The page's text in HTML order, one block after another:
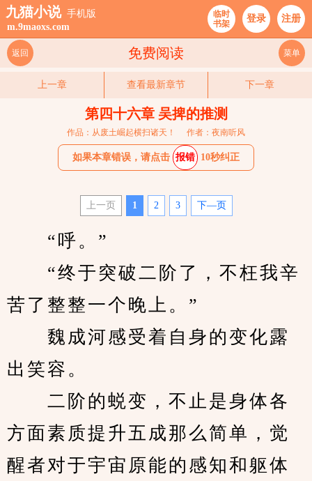
九猫小说 手机版
m.9maoxs.com
临时
书架
登录 注册
免费阅读
返回 菜单
上一章 查看最新章节 下一章
第四十六章 吴捭的推测
作品：从废土崛起横扫诸天！ 作者：夜南听风
如果本章错误，请点击 报错 10秒纠正
上一页 1 2 3 下—页
“呼。”
“终于突破二阶了，不枉我辛
苦了整整一个晚上。”
魏成河感受着自身的变化露
出笑容。
二阶的蜕变，不止是身体各
方面素质提升五成那么简单，觉
醒者对于宇宙原能的感知和躯体